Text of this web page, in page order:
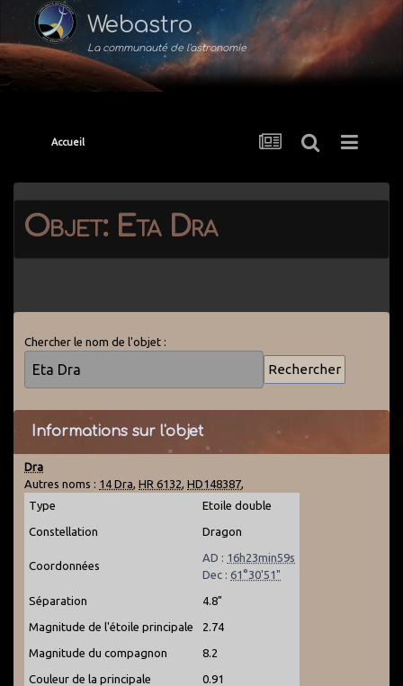
Webastro
La communauté de l'astronomie
Accueil
Objet: Eta Dra
Chercher le nom de l'objet :
Informations sur l'objet
Dra
Autres noms : 14 Dra, HR 6132, HD148387,
Type
Etoile double
Constellation Dragon
Coordonnées
AD : 16h23min59s
Dec : 61°30'51"
Séparation 4.8"
Magnitude de l'étoile principale 2.74
Magnitude du compagnon 8.2
Couleur de la principale 0.91